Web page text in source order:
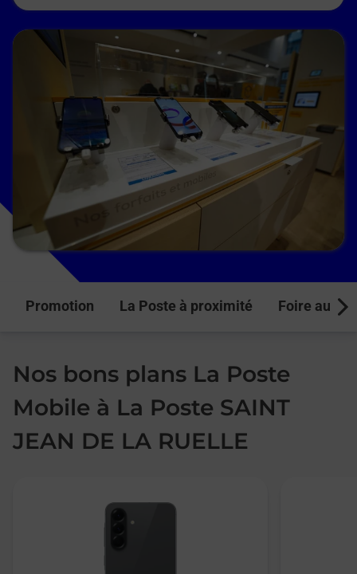
Promotion La Poste à proximité Foire aux
Nos bons plans La Poste
Mobile à La Poste SAINT
JEAN DE LA RUELLE